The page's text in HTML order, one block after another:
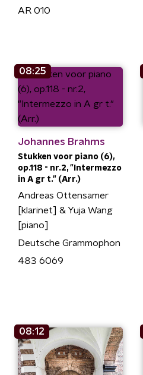
AR 010
08:25
Johannes Brahms
Stukken voor piano (6),
op.118 - nr.2, "Intermezzo
in A gr t." (Arr.)
Andreas Ottensamer
[klarinet] & Yuja Wang
[piano]
Deutsche Grammophon
483 6069
08:12